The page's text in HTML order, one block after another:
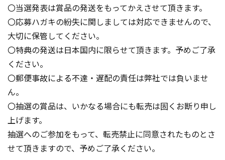
〇当選発表は賞品の発送をもってかえさせて頂きます。
〇応募ハガキの紛失に関しましては対応できませんので、
大切に保管してください。
〇特典の発送は日本国内に限らせて頂きます。予めご了承
ください。
〇郵便事故による不達・遅配の責任は弊社では負いませ
ん。
〇抽選の賞品は、いかなる場合にも転売は固くお断り申し
上げます。
抽選へのご参加をもって、転売禁止に同意されたものとさ
せて頂きますので、予めご了承ください。